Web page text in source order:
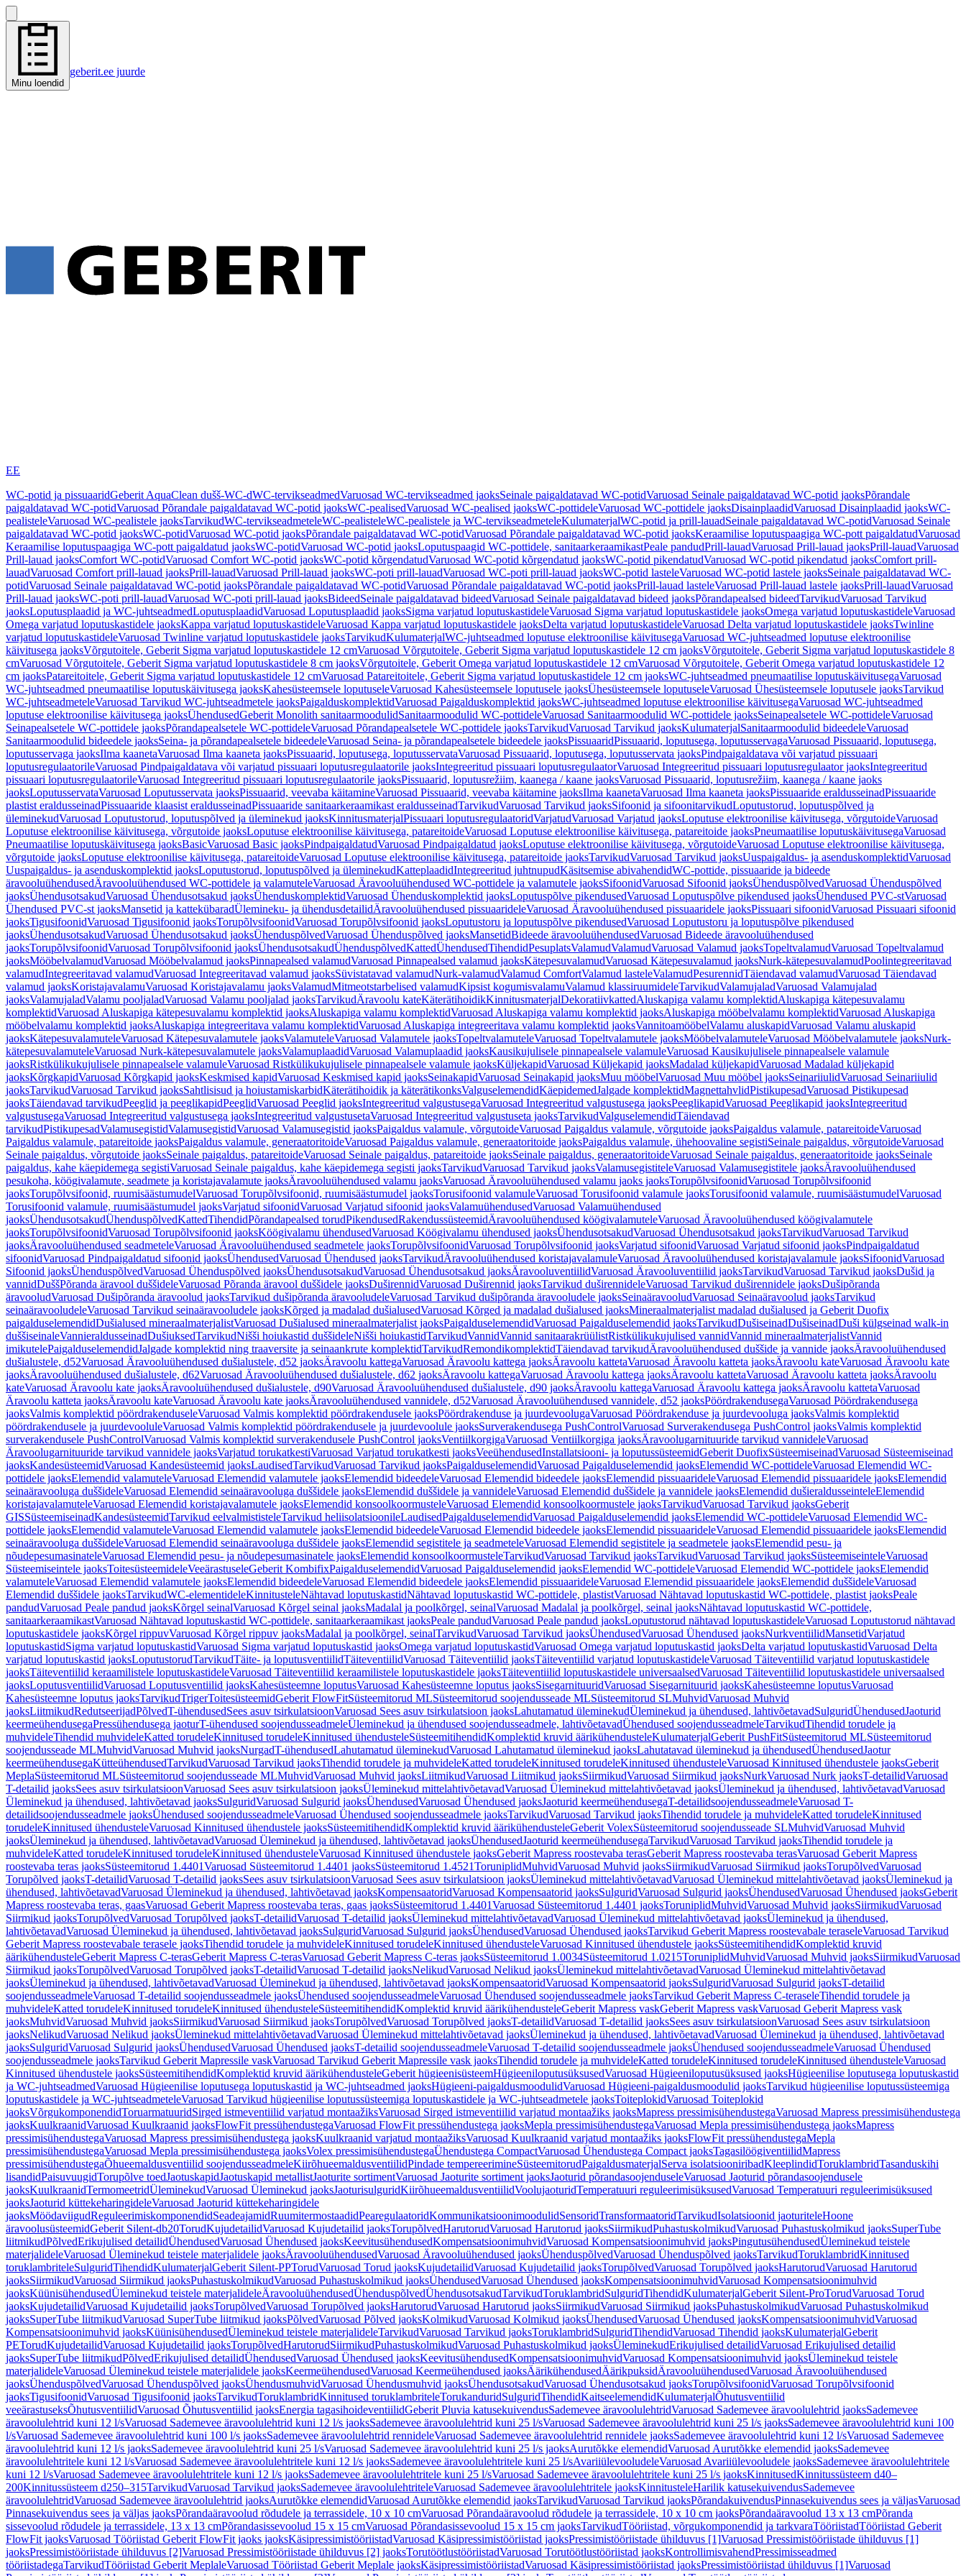
Minu loendid
geberit.ee juurde
EE
WC-potid ja pissuaaridGeberit AquaClean dušš-WC-dWC-tervikseadmedVaruosad WC-tervikseadmed jaoksSeinale paigaldatavad WC-potidVaruosad Seinale paigaldatavad WC-potid jaoksPõrandale
paigaldatavad WC-potidVaruosad Põrandale paigaldatavad WC-potid jaoksWC-pealisedVaruosad WC-pealised jaoksWC-pottideleVaruosad WC-pottidele jaoksDisainplaadidVaruosad Disainplaadid jaoksWC-
pealisteleVaruosad WC-pealistele jaoksTarvikudWC-tervikseadmeteleWC-pealisteleWC-pealistele ja WC-tervikseadmeteleKulumaterjalWC-potid ja prill-lauadSeinale paigaldatavad WC-potidVaruosad Seinale
paigaldatavad WC-potid jaoksWC-potidVaruosad WC-potid jaoksPõrandale paigaldatavad WC-potidVaruosad Põrandale paigaldatavad WC-potid jaoksKeraamilise loputuspaagiga WC-pott paigaldatudVaruosad
Keraamilise loputuspaagiga WC-pott paigaldatud jaoksWC-potidVaruosad WC-potid jaoksLoputuspaagid WC-pottidele, sanitaarkeraamikastPeale pandudPrill-lauadVaruosad Prill-lauad jaoksPrill-lauadVaruosad
Prill-lauad jaoksComfort WC-potidVaruosad Comfort WC-potid jaoksWC-potid kõrgendatudVaruosad WC-potid kõrgendatud jaoksWC-potid pikendatudVaruosad WC-potid pikendatud jaoksComfort prill-
lauadVaruosad Comfort prill-lauad jaoksPrill-lauadVaruosad Prill-lauad jaoksWC-poti prill-lauadVaruosad WC-poti prill-lauad jaoksWC-potid lasteleVaruosad WC-potid lastele jaoksSeinale paigaldatavad WC-
potidVaruosad Seinale paigaldatavad WC-potid jaoksPõrandale paigaldatavad WC-potidVaruosad Põrandale paigaldatavad WC-potid jaoksPrill-lauad lasteleVaruosad Prill-lauad lastele jaoksPrill-lauadVaruosad
Prill-lauad jaoksWC-poti prill-lauadVaruosad WC-poti prill-lauad jaoksBideedSeinale paigaldatavad bideedVaruosad Seinale paigaldatavad bideed jaoksPõrandapealsed bideedTarvikudVaruosad Tarvikud
jaoksLoputusplaadid ja WC-juhtseadmedLoputusplaadidVaruosad Loputusplaadid jaoksSigma varjatud loputuskastideleVaruosad Sigma varjatud loputuskastidele jaoksOmega varjatud loputuskastideleVaruosad
Omega varjatud loputuskastidele jaoksKappa varjatud loputuskastideleVaruosad Kappa varjatud loputuskastidele jaoksDelta varjatud loputuskastideleVaruosad Delta varjatud loputuskastidele jaoksTwinline
varjatud loputuskastideleVaruosad Twinline varjatud loputuskastidele jaoksTarvikudKulumaterjalWC-juhtseadmed loputuse elektroonilise käivitusegaVaruosad WC-juhtseadmed loputuse elektroonilise
käivitusega jaoksVõrgutoitele, Geberit Sigma varjatud loputuskastidele 12 cmVaruosad Võrgutoitele, Geberit Sigma varjatud loputuskastidele 12 cm jaoksVõrgutoitele, Geberit Sigma varjatud loputuskastidele 8
cmVaruosad Võrgutoitele, Geberit Sigma varjatud loputuskastidele 8 cm jaoksVõrgutoitele, Geberit Omega varjatud loputuskastidele 12 cmVaruosad Võrgutoitele, Geberit Omega varjatud loputuskastidele 12
cm jaoksPatareitoitele, Geberit Sigma varjatud loputuskastidele 12 cmVaruosad Patareitoitele, Geberit Sigma varjatud loputuskastidele 12 cm jaoksWC-juhtseadmed pneumaatilise loputuskäivitusegaVaruosad
WC-juhtseadmed pneumaatilise loputuskäivitusega jaoksKahesüsteemsele loputuseleVaruosad Kahesüsteemsele loputusele jaoksÜhesüsteemsele loputuseleVaruosad Ühesüsteemsele loputusele jaoksTarvikud
WC-juhtseadmeteleVaruosad Tarvikud WC-juhtseadmetele jaoksPaigalduskomplektidVaruosad Paigalduskomplektid jaoksWC-juhtseadmed loputuse elektroonilise käivitusegaVaruosad WC-juhtseadmed
loputuse elektroonilise käivitusega jaoksÜhendusedGeberit Monolith sanitaarmoodulidSanitaarmoodulid WC-pottideleVaruosad Sanitaarmoodulid WC-pottidele jaoksSeinapealsetele WC-pottideleVaruosad
Seinapealsetele WC-pottidele jaoksPõrandapealsetele WC-pottideleVaruosad Põrandapealsetele WC-pottidele jaoksTarvikudVaruosad Tarvikud jaoksKulumaterjalSanitaarmoodulid bideedeleVaruosad
Sanitaarmoodulid bideedele jaoksSeina- ja põrandapealsetele bideedeleVaruosad Seina- ja põrandapealsetele bideedele jaoksPissuaaridPissuaarid, loputusega, loputusservagaVaruosad Pissuaarid, loputusega,
loputusservaga jaoksIlma kaanetaVaruosad Ilma kaaneta jaoksPissuaarid, loputusega, loputusservataVaruosad Pissuaarid, loputusega, loputusservata jaoksPindpaigaldatava või varjatud pissuaari
loputusregulaatorileVaruosad Pindpaigaldatava või varjatud pissuaari loputusregulaatorile jaoksIntegreeritud pissuaari loputusregulaatorVaruosad Integreeritud pissuaari loputusregulaator jaoksIntegreeritud
pissuaari loputusregulaatorileVaruosad Integreeritud pissuaari loputusregulaatorile jaoksPissuaarid, loputusrežiim, kaanega / kaane jaoksVaruosad Pissuaarid, loputusrežiim, kaanega / kaane jaoks
jaoksLoputusservataVaruosad Loputusservata jaoksPissuaarid, veevaba käitamineVaruosad Pissuaarid, veevaba käitamine jaoksIlma kaanetaVaruosad Ilma kaaneta jaoksPissuaaride eraldusseinadPissuaaride
plastist eraldusseinadPissuaaride klaasist eraldusseinadPissuaaride sanitaarkeraamikast eraldusseinadTarvikudVaruosad Tarvikud jaoksSifoonid ja sifoonitarvikudLoputustorud, loputuspõlved ja
üleminekudVaruosad Loputustorud, loputuspõlved ja üleminekud jaoksKinnitusmaterjalPissuaari loputusregulaatoridVarjatudVaruosad Varjatud jaoksLoputuse elektroonilise käivitusega, võrgutoideVaruosad
Loputuse elektroonilise käivitusega, võrgutoide jaoksLoputuse elektroonilise käivitusega, patareitoideVaruosad Loputuse elektroonilise käivitusega, patareitoide jaoksPneumaatilise loputuskäivitusegaVaruosad
Pneumaatilise loputuskäivitusega jaoksBasicVaruosad Basic jaoksPindpaigaldatudVaruosad Pindpaigaldatud jaoksLoputuse elektroonilise käivitusega, võrgutoideVaruosad Loputuse elektroonilise käivitusega,
võrgutoide jaoksLoputuse elektroonilise käivitusega, patareitoideVaruosad Loputuse elektroonilise käivitusega, patareitoide jaoksTarvikudVaruosad Tarvikud jaoksUuspaigaldus- ja asenduskomplektidVaruosad
Uuspaigaldus- ja asenduskomplektid jaoksLoputustorud, loputuspõlved ja üleminekudKatteplaadidIntegreeritud juhtnupudKäsitsemise abivahendidWC-pottide, pissuaaride ja bideede
äravooluühendusedÄravooluühendused WC-pottidele ja valamuteleVaruosad Äravooluühendused WC-pottidele ja valamutele jaoksSifoonidVaruosad Sifoonid jaoksÜhenduspõlvedVaruosad Ühenduspõlved
jaoksÜhendusotsakudVaruosad Ühendusotsakud jaoksÜhenduskomplektidVaruosad Ühenduskomplektid jaoksLoputuspõlve pikendusedVaruosad Loputuspõlve pikendused jaoksÜhendused PVC-stVaruosad
Ühendused PVC-st jaoksMansetid ja kattekübaradÜlemineku- ja ühendusdetailidÄravooluühendused pissuaarideleVaruosad Äravooluühendused pissuaaridele jaoksPissuaari sifoonidVaruosad Pissuaari sifoonid
jaoksTigusifoonidVaruosad Tigusifoonid jaoksTorupõlvsifoonidVaruosad Torupõlvsifoonid jaoksLoputustoru ja loputuspõlve pikendusedVaruosad Loputustoru ja loputuspõlve pikendused
jaoksÜhendusotsakudVaruosad Ühendusotsakud jaoksÜhenduspõlvedVaruosad Ühenduspõlved jaoksMansetidBideede äravooluühendusedVaruosad Bideede äravooluühendused
jaoksTorupõlvsifoonidVaruosad Torupõlvsifoonid jaoksÜhendusotsakudÜhenduspõlvedKattedÜhendusedTihendidPesuplatsValamudValamudVaruosad Valamud jaoksTopeltvalamudVaruosad Topeltvalamud
jaoksMööbelvalamudVaruosad Mööbelvalamud jaoksPinnapealsed valamudVaruosad Pinnapealsed valamud jaoksKätepesuvalamudVaruosad Kätepesuvalamud jaoksNurk-kätepesuvalamudPoolintegreeritavad
valamudIntegreeritavad valamudVaruosad Integreeritavad valamud jaoksSüvistatavad valamudNurk-valamudValamud ComfortValamud lasteleValamudPesurennidTäiendavad valamudVaruosad Täiendavad
valamud jaoksKoristajavalamuVaruosad Koristajavalamu jaoksValamudMitmeotstarbelised valamudKipsist kogumisvalamuValamud klassiruumideleTarvikudValamujaladVaruosad Valamujalad
jaoksValamujaladValamu pooljaladVaruosad Valamu pooljalad jaoksTarvikudÄravoolu kateKäterätihoidikKinnitusmaterjalDekoratiivkattedAluskapiga valamu komplektidAluskapiga kätepesuvalamu
komplektidVaruosad Aluskapiga kätepesuvalamu komplektid jaoksAluskapiga valamu komplektidVaruosad Aluskapiga valamu komplektid jaoksAluskapiga mööbelvalamu komplektidVaruosad Aluskapiga
mööbelvalamu komplektid jaoksAluskapiga integreeritava valamu komplektidVaruosad Aluskapiga integreeritava valamu komplektid jaoksVannitoamööbelValamu aluskapidVaruosad Valamu aluskapid
jaoksKätepesuvalamuteleVaruosad Kätepesuvalamutele jaoksValamuteleVaruosad Valamutele jaoksTopeltvalamuteleVaruosad Topeltvalamutele jaoksMööbelvalamuteleVaruosad Mööbelvalamutele jaoksNurk-
kätepesuvalamuteleVaruosad Nurk-kätepesuvalamutele jaoksValamuplaadidVaruosad Valamuplaadid jaoksKausikujulisele pinnapealsele valamuleVaruosad Kausikujulisele pinnapealsele valamule
jaoksRistkülikukujulisele pinnapealsele valamuleVaruosad Ristkülikukujulisele pinnapealsele valamule jaoksKüljekapidVaruosad Küljekapid jaoksMadalad küljekapidVaruosad Madalad küljekapid
jaoksKõrgkapidVaruosad Kõrgkapid jaoksKeskmised kapidVaruosad Keskmised kapid jaoksSeinakapidVaruosad Seinakapid jaoksMuu mööbelVaruosad Muu mööbel jaoksSeinariiulidVaruosad Seinariiulid
jaoksTarvikudVaruosad Tarvikud jaoksSahtlisisud ja hoiustamiskarbidKäterätihoidik ja käterätikonksValguselemendidKäepidemedJalgade komplektidMagnettahvlidPistikupesadVaruosad Pistikupesad
jaoksTäiendavad tarvikudPeeglid ja peeglikapidPeeglidVaruosad Peeglid jaoksIntegreeritud valgustusegaVaruosad Integreeritud valgustusega jaoksPeeglikapidVaruosad Peeglikapid jaoksIntegreeritud
valgustusegaVaruosad Integreeritud valgustusega jaoksIntegreeritud valgustusetaVaruosad Integreeritud valgustuseta jaoksTarvikudValguselemendidTäiendavad
tarvikudPistikupesadValamusegistidValamusegistidVaruosad Valamusegistid jaoksPaigaldus valamule, võrgutoideVaruosad Paigaldus valamule, võrgutoide jaoksPaigaldus valamule, patareitoideVaruosad
Paigaldus valamule, patareitoide jaoksPaigaldus valamule, generaatoritoideVaruosad Paigaldus valamule, generaatoritoide jaoksPaigaldus valamule, ühehoovaline segistiSeinale paigaldus, võrgutoideVaruosad
Seinale paigaldus, võrgutoide jaoksSeinale paigaldus, patareitoideVaruosad Seinale paigaldus, patareitoide jaoksSeinale paigaldus, generaatoritoideVaruosad Seinale paigaldus, generaatoritoide jaoksSeinale
paigaldus, kahe käepidemega segistiVaruosad Seinale paigaldus, kahe käepidemega segisti jaoksTarvikudVaruosad Tarvikud jaoksValamusegistiteleVaruosad Valamusegistitele jaoksÄravooluühendused
pesukoha, köögivalamute, seadmete ja koristajavalamute jaoksÄravooluühendused valamu jaoksVaruosad Äravooluühendused valamu jaoks jaoksTorupõlvsifoonidVaruosad Torupõlvsifoonid
jaoksTorupõlvsifoonid, ruumisäästumudelVaruosad Torupõlvsifoonid, ruumisäästumudel jaoksTorusifoonid valamuleVaruosad Torusifoonid valamule jaoksTorusifoonid valamule, ruumisäästumudelVaruosad
Torusifoonid valamule, ruumisäästumudel jaoksVarjatud sifoonidVaruosad Varjatud sifoonid jaoksValamuühendusedVaruosad Valamuühendused
jaoksÜhendusotsakudÜhenduspõlvedKattedTihendidPõrandapealsed torudPikendusedRakendussüsteemidÄravooluühendused köögivalamuteleVaruosad Äravooluühendused köögivalamutele
jaoksTorupõlvsifoonidVaruosad Torupõlvsifoonid jaoksKöögivalamu ühendusedVaruosad Köögivalamu ühendused jaoksÜhendusotsakudVaruosad Ühendusotsakud jaoksTarvikudVaruosad Tarvikud
jaoksÄravooluühendused seadmeteleVaruosad Äravooluühendused seadmetele jaoksTorupõlvsifoonidVaruosad Torupõlvsifoonid jaoksVarjatud sifoonidVaruosad Varjatud sifoonid jaoksPindpaigaldatud
sifoonidVaruosad Pindpaigaldatud sifoonid jaoksÜhendusedVaruosad Ühendused jaoksTarvikudÄravooluühendused koristajavalamuleVaruosad Äravooluühendused koristajavalamule jaoksSifoonidVaruosad
Sifoonid jaoksÜhenduspõlvedVaruosad Ühenduspõlved jaoksÜhendusotsakudVaruosad Ühendusotsakud jaoksÄravooluventiilidVaruosad Äravooluventiilid jaoksTarvikudVaruosad Tarvikud jaoksDušid ja
vannidDuššPõranda äravool duššideleVaruosad Põranda äravool duššidele jaoksDuširennidVaruosad Duširennid jaoksTarvikud duširennideleVaruosad Tarvikud duširennidele jaoksDušipõranda
äravooludVaruosad Dušipõranda äravoolud jaoksTarvikud dušipõranda äravooludeleVaruosad Tarvikud dušipõranda äravooludele jaoksSeinaäravooludVaruosad Seinaäravoolud jaoksTarvikud
seinaäravooludeleVaruosad Tarvikud seinaäravooludele jaoksKõrged ja madalad dušialusedVaruosad Kõrged ja madalad dušialused jaoksMineraalmaterjalist madalad dušialused ja Geberit Duofix
paigalduselemendidDušialused mineraalmaterjalistVaruosad Dušialused mineraalmaterjalist jaoksPaigalduselemendidVaruosad Paigalduselemendid jaoksTarvikudDušiseinadDušiseinadDuši külgseinad walk-in
duššiseinaleVannieraldusseinadDušiuksedTarvikudNišši hoiukastid duššideleNišši hoiukastidTarvikudVannidVannid sanitaarakrüülistRistkülikukujulised vannidVannid mineraalmaterjalistVannid
imikutelePaigalduselemendidJalgade komplektid ning traaversite ja seinaankrute komplektidTarvikudRemondikomplektidTäiendavad tarvikudÄravooluühendused duššide ja vannide jaoksÄravooluühendused
dušialustele, d52Varuosad Äravooluühendused dušialustele, d52 jaoksÄravoolu kattegaVaruosad Äravoolu kattega jaoksÄravoolu kattetaVaruosad Äravoolu katteta jaoksÄravoolu kateVaruosad Äravoolu kate
jaoksÄravooluühendused dušialustele, d62Varuosad Äravooluühendused dušialustele, d62 jaoksÄravoolu kattegaVaruosad Äravoolu kattega jaoksÄravoolu kattetaVaruosad Äravoolu katteta jaoksÄravoolu
kateVaruosad Äravoolu kate jaoksÄravooluühendused dušialustele, d90Varuosad Äravooluühendused dušialustele, d90 jaoksÄravoolu kattegaVaruosad Äravoolu kattega jaoksÄravoolu kattetaVaruosad
Äravoolu katteta jaoksÄravoolu kateVaruosad Äravoolu kate jaoksÄravooluühendused vannidele, d52Varuosad Äravooluühendused vannidele, d52 jaoksPöördrakendusegaVaruosad Pöördrakendusega
jaoksValmis komplektid pöördrakenduseleVaruosad Valmis komplektid pöördrakendusele jaoksPöördrakenduse ja juurdevoolugaVaruosad Pöördrakenduse ja juurdevooluga jaoksValmis komplektid
pöördrakendusele ja juurdevooluleVaruosad Valmis komplektid pöördrakendusele ja juurdevoolule jaoksSurverakendusega PushControlVaruosad Surverakendusega PushControl jaoksValmis komplektid
surverakendusele PushControlVaruosad Valmis komplektid surverakendusele PushControl jaoksVentiilkorgigaVaruosad Ventiilkorgiga jaoksÄravoolugarnituuride tarvikud vannideleVaruosad
Äravoolugarnituuride tarvikud vannidele jaoksVarjatud torukatkestiVaruosad Varjatud torukatkesti jaoksVeeühendusedInstallatsiooni- ja loputussüsteemidGeberit DuofixSüsteemiseinadVaruosad Süsteemiseinad
jaoksKandesüsteemidVaruosad Kandesüsteemid jaoksLaudisedTarvikudVaruosad Tarvikud jaoksPaigalduselemendidVaruosad Paigalduselemendid jaoksElemendid WC-pottideleVaruosad Elemendid WC-
pottidele jaoksElemendid valamuteleVaruosad Elemendid valamutele jaoksElemendid bideedeleVaruosad Elemendid bideedele jaoksElemendid pissuaarideleVaruosad Elemendid pissuaaridele jaoksElemendid
seinaäravooluga duššideleVaruosad Elemendid seinaäravooluga duššidele jaoksElemendid duššidele ja vannideleVaruosad Elemendid duššidele ja vannidele jaoksElemendid dušieraldusseinteleElemendid
koristajavalamuteleVaruosad Elemendid koristajavalamutele jaoksElemendid konsoolkoormusteleVaruosad Elemendid konsoolkoormustele jaoksTarvikudVaruosad Tarvikud jaoksGeberit
GISSüsteemiseinadKandesüsteemidTarvikud eelvalmististeleTarvikud heliisolatsioonileLaudisedPaigalduselemendidVaruosad Paigalduselemendid jaoksElemendid WC-pottideleVaruosad Elemendid WC-
pottidele jaoksElemendid valamuteleVaruosad Elemendid valamutele jaoksElemendid bideedeleVaruosad Elemendid bideedele jaoksElemendid pissuaarideleVaruosad Elemendid pissuaaridele jaoksElemendid
seinaäravooluga duššideleVaruosad Elemendid seinaäravooluga duššidele jaoksElemendid segistitele ja seadmeteleVaruosad Elemendid segistitele ja seadmetele jaoksElemendid pesu- ja
nõudepesumasinateleVaruosad Elemendid pesu- ja nõudepesumasinatele jaoksElemendid konsoolkoormusteleTarvikudVaruosad Tarvikud jaoksTarvikudVaruosad Tarvikud jaoksSüsteemiseinteleVaruosad
Süsteemiseintele jaoksToitesüsteemideleVeeärastuseleGeberit KombifixPaigalduselemendidVaruosad Paigalduselemendid jaoksElemendid WC-pottideleVaruosad Elemendid WC-pottidele jaoksElemendid
valamuteleVaruosad Elemendid valamutele jaoksElemendid bideedeleVaruosad Elemendid bideedele jaoksElemendid pissuaarideleVaruosad Elemendid pissuaaridele jaoksElemendid duššideleVaruosad
Elemendid duššidele jaoksTarvikudWC-elementideleKinnitusteleNähtavad loputuskastidNähtavad loputuskastid WC-pottidele, plastistVaruosad Nähtavad loputuskastid WC-pottidele, plastist jaoksPeale
pandudVaruosad Peale pandud jaoksKõrgel seinalVaruosad Kõrgel seinal jaoksMadalal ja poolkõrgel, seinalVaruosad Madalal ja poolkõrgel, seinal jaoksNähtavad loputuskastid WC-pottidele,
sanitaarkeraamikastVaruosad Nähtavad loputuskastid WC-pottidele, sanitaarkeraamikast jaoksPeale pandudVaruosad Peale pandud jaoksLoputustorud nähtavad loputuskastideleVaruosad Loputustorud nähtavad
loputuskastidele jaoksKõrgel rippuvVaruosad Kõrgel rippuv jaoksMadalal ja poolkõrgel, seinalTarvikudVaruosad Tarvikud jaoksÜhendusedVaruosad Ühendused jaoksNurkventiilidMansetidVarjatud
loputuskastidSigma varjatud loputuskastidVaruosad Sigma varjatud loputuskastid jaoksOmega varjatud loputuskastidVaruosad Omega varjatud loputuskastid jaoksDelta varjatud loputuskastidVaruosad Delta
varjatud loputuskastid jaoksLoputustorudTarvikudTäite- ja loputusventiilidTäiteventiilidVaruosad Täiteventiilid jaoksTäiteventiilid varjatud loputuskastideleVaruosad Täiteventiilid varjatud loputuskastidele
jaoksTäiteventiilid keraamilistele loputuskastideleVaruosad Täiteventiilid keraamilistele loputuskastidele jaoksTäiteventiilid loputuskastidele universaalsedVaruosad Täiteventiilid loputuskastidele universaalsed
jaoksLoputusventiilidVaruosad Loputusventiilid jaoksKahesüsteemne loputusVaruosad Kahesüsteemne loputus jaoksSisegarnituuridVaruosad Sisegarnituurid jaoksKahesüsteemne loputusVaruosad
Kahesüsteemne loputus jaoksTarvikudTrigerToitesüsteemidGeberit FlowFitSüsteemitorud MLSüsteemitorud soojendusseade MLSüsteemitorud SLMuhvidVaruosad Muhvid
jaoksLiitmikudRedutseerijadPõlvedT-ühendusedSees asuv tsirkulatsioonVaruosad Sees asuv tsirkulatsioon jaoksLahutamatud üleminekudÜleminekud ja ühendused, lahtivõetavadSulguridÜhendusedJaoturid
keermeühendusegaPressühendusega jaoturT-ühendused soojendusseadmeleÜleminekud ja ühendused soojendusseadmele, lahtivõetavadÜhendused soojendusseadmeleTarvikudTihendid torudele ja
muhvideleTihendid muhvideleKatted torudeleKinnitused torudeleKinnitused ühendusteleSüsteemitihendidKomplektid kruvid äärikühendusteleKulumaterjalGeberit PushFitSüsteemitorud MLSüsteemitorud
soojendusseade MLMuhvidVaruosad Muhvid jaoksNurgadT-ühendusedLahutamatud üleminekudVaruosad Lahutamatud üleminekud jaoksLahutatavad üleminekud ja ühendusedÜhendusedJaotur
keermeühendusegaKütteühendusedTarvikudVaruosad Tarvikud jaoksTihendid torudele ja muhvideleKatted torudeleKinnitused torudeleKinnitused ühendusteleVaruosad Kinnitused ühendustele jaoksGeberit
MeplaSüsteemitorud MLSüsteemitorud soojendusseade MLMuhvidVaruosad Muhvid jaoksLiitmikudVaruosad Liitmikud jaoksSiirmikudVaruosad Siirmikud jaoksNurkVaruosad Nurk jaoksT-detailidVaruosad
T-detailid jaoksSees asuv tsirkulatsioonVaruosad Sees asuv tsirkulatsioon jaoksÜleminekud mittelahtivõetavadVaruosad Üleminekud mittelahtivõetavad jaoksÜleminekud ja ühendused, lahtivõetavadVaruosad
Üleminekud ja ühendused, lahtivõetavad jaoksSulguridVaruosad Sulgurid jaoksÜhendusedVaruosad Ühendused jaoksJaoturid keermeühendusegaT-detailidsoojendusseadmeleVaruosad T-
detailidsoojendusseadmele jaoksÜhendused soojendusseadmeleVaruosad Ühendused soojendusseadmele jaoksTarvikudVaruosad Tarvikud jaoksTihendid torudele ja muhvideleKatted torudeleKinnitused
torudeleKinnitused ühendusteleVaruosad Kinnitused ühendustele jaoksSüsteemitihendidKomplektid kruvid äärikühendusteleGeberit VolexSüsteemitorud soojendusseade SLMuhvidVaruosad Muhvid
jaoksÜleminekud ja ühendused, lahtivõetavadVaruosad Üleminekud ja ühendused, lahtivõetavad jaoksÜhendusedJaoturid keermeühendusegaTarvikudVaruosad Tarvikud jaoksTihendid torudele ja
muhvideleKatted torudeleKinnitused torudeleKinnitused ühendusteleVaruosad Kinnitused ühendustele jaoksGeberit Mapress roostevaba terasGeberit Mapress roostevaba terasVaruosad Geberit Mapress
roostevaba teras jaoksSüsteemitorud 1.4401Varuosad Süsteemitorud 1.4401 jaoksSüsteemitorud 1.4521ToruniplidMuhvidVaruosad Muhvid jaoksSiirmikudVaruosad Siirmikud jaoksTorupõlvedVaruosad
Torupõlved jaoksT-detailidVaruosad T-detailid jaoksSees asuv tsirkulatsioonVaruosad Sees asuv tsirkulatsioon jaoksÜleminekud mittelahtivõetavadVaruosad Üleminekud mittelahtivõetavad jaoksÜleminekud ja
ühendused, lahtivõetavadVaruosad Üleminekud ja ühendused, lahtivõetavad jaoksKompensaatoridVaruosad Kompensaatorid jaoksSulguridVaruosad Sulgurid jaoksÜhendusedVaruosad Ühendused jaoksGeberit
Mapress roostevaba teras, gaasVaruosad Geberit Mapress roostevaba teras, gaas jaoksSüsteemitorud 1.4401Varuosad Süsteemitorud 1.4401 jaoksToruniplidMuhvidVaruosad Muhvid jaoksSiirmikudVaruosad
Siirmikud jaoksTorupõlvedVaruosad Torupõlved jaoksT-detailidVaruosad T-detailid jaoksÜleminekud mittelahtivõetavadVaruosad Üleminekud mittelahtivõetavad jaoksÜleminekud ja ühendused,
lahtivõetavadVaruosad Üleminekud ja ühendused, lahtivõetavad jaoksSulguridVaruosad Sulgurid jaoksÜhendusedVaruosad Ühendused jaoksTarvikud Geberit Mapress roostevabale teraseleVaruosad Tarvikud
Geberit Mapress roostevabale terasele jaoksTihendid torudele ja muhvideleKinnitused torudeleKinnitused ühendusteleVaruosad Kinnitused ühendustele jaoksSüsteemitihendidKomplektid kruvid
äärikühendusteleGeberit Mapress C-terasGeberit Mapress C-terasVaruosad Geberit Mapress C-teras jaoksSüsteemitorud 1.0034Süsteemitorud 1.0215ToruniplidMuhvidVaruosad Muhvid jaoksSiirmikudVaruosad
Siirmikud jaoksTorupõlvedVaruosad Torupõlved jaoksT-detailidVaruosad T-detailid jaoksNelikudVaruosad Nelikud jaoksÜleminekud mittelahtivõetavadVaruosad Üleminekud mittelahtivõetavad
jaoksÜleminekud ja ühendused, lahtivõetavadVaruosad Üleminekud ja ühendused, lahtivõetavad jaoksKompensaatoridVaruosad Kompensaatorid jaoksSulguridVaruosad Sulgurid jaoksT-detailid
soojendusseadmeleVaruosad T-detailid soojendusseadmele jaoksÜhendused soojendusseadmeleVaruosad Ühendused soojendusseadmele jaoksTarvikud Geberit Mapress C-teraseleTihendid torudele ja
muhvideleKatted torudeleKinnitused torudeleKinnitused ühendusteleSüsteemitihendidKomplektid kruvid äärikühendusteleGeberit Mapress vaskGeberit Mapress vaskVaruosad Geberit Mapress vask
jaoksMuhvidVaruosad Muhvid jaoksSiirmikudVaruosad Siirmikud jaoksTorupõlvedVaruosad Torupõlved jaoksT-detailidVaruosad T-detailid jaoksSees asuv tsirkulatsioonVaruosad Sees asuv tsirkulatsioon
jaoksNelikudVaruosad Nelikud jaoksÜleminekud mittelahtivõetavadVaruosad Üleminekud mittelahtivõetavad jaoksÜleminekud ja ühendused, lahtivõetavadVaruosad Üleminekud ja ühendused, lahtivõetavad
jaoksSulguridVaruosad Sulgurid jaoksÜhendusedVaruosad Ühendused jaoksT-detailid soojendusseadmeleVaruosad T-detailid soojendusseadmele jaoksÜhendused soojendusseadmeleVaruosad Ühendused
soojendusseadmele jaoksTarvikud Geberit Mapressile vaskVaruosad Tarvikud Geberit Mapressile vask jaoksTihendid torudele ja muhvideleKatted torudeleKinnitused torudeleKinnitused ühendusteleVaruosad
Kinnitused ühendustele jaoksSüsteemitihendidKomplektid kruvid äärikühendusteleGeberit hügieenisüsteemHügieeniloputusüksusedVaruosad Hügieeniloputusüksused jaoksHügieenilise loputusega loputuskastid
ja WC-juhtseadmedVaruosad Hügieenilise loputusega loputuskastid ja WC-juhtseadmed jaoksHügieeni-paigaldusmoodulidVaruosad Hügieeni-paigaldusmoodulid jaoksTarvikud hügieenilise loputussüsteemiga
loputuskastidele ja WC-juhtseadmeteleVaruosad Tarvikud hügieenilise loputussüsteemiga loputuskastidele ja WC-juhtseadmetele jaoksToiteplokidVaruosad Toiteplokid
jaoksVõrgukomponendidToruarmatuuridSirged istmeventiilid varjatud montaažiksVaruosad Sirged istmeventiilid varjatud montaažiks jaoksMapress pressimisühendustegaVaruosad Mapress pressimisühendustega
jaoksKuulkraanidVaruosad Kuulkraanid jaoksFlowFit pressühendustegaVaruosad FlowFit pressühendustega jaoksMepla pressimisühendustegaVaruosad Mepla pressimisühendustega jaoksMapress
pressimisühendustegaVaruosad Mapress pressimisühendustega jaoksKuulkraanid varjatud montaažiksVaruosad Kuulkraanid varjatud montaažiks jaoksFlowFit pressühendustegaMepla
pressimisühendustegaVaruosad Mepla pressimisühendustega jaoksVolex pressimisühendustegaÜhendustega CompactVaruosad Ühendustega Compact jaoksTagasilöögiventiilidMapress
pressimisühendustegaÕhueemaldusventiilid soojendusseadmeleKiirõhueemaldusventiilidPindade tempereerimineSüsteemitorudPaigaldusmaterjalServa isolatsiooniribadKleeplindidToruklambridTasanduskihi
lisandidPaisuvuugidTorupõlve toedJaotuskapidJaotuskapid metallistJaoturite sortimentVaruosad Jaoturite sortiment jaoksJaoturid põrandasoojenduseleVaruosad Jaoturid põrandasoojendusele
jaoksKuulkraanidTermomeetridÜleminekudVaruosad Üleminekud jaoksJaoturisulguridKiirõhueemaldusventiilidVoolujaoturidTemperatuuri reguleerimisüksusedVaruosad Temperatuuri reguleerimisüksused
jaoksJaoturid küttekeharingideleVaruosad Jaoturid küttekeharingidele
jaoksMöödaviigudReguleerimiskomponendidSeadeajamidRuumitermostaadidPearegulaatoridKommunikatsioonimoodulidSensoridTransformaatoridTarvikudIsolatsioonid jaoturiteleHoone
äravoolusüsteemidGeberit Silent-db20TorudKujudetailidVaruosad Kujudetailid jaoksTorupõlvedHarutorudVaruosad Harutorud jaoksSiirmikudPuhastuskolmikudVaruosad Puhastuskolmikud jaoksSuperTube
liitmikudPõlvedErikujulised detailidÜhendusedVaruosad Ühendused jaoksKeevitusühendusedKompensatsioonimuhvidVaruosad Kompensatsioonimuhvid jaoksPingutusühendusedÜleminekud teistele
materjalideleVaruosad Üleminekud teistele materjalidele jaoksÄravooluühendusedVaruosad Äravooluühendused jaoksÜhenduspõlvedVaruosad Ühenduspõlved jaoksTarvikudToruklambridKinnitused
toruklambriteleSulguridTihendidKulumaterjalGeberit Silent-PPTorudVaruosad Torud jaoksKujudetailidVaruosad Kujudetailid jaoksTorupõlvedVaruosad Torupõlved jaoksHarutorudVaruosad Harutorud
jaoksSiirmikudVaruosad Siirmikud jaoksPuhastuskolmikudVaruosad Puhastuskolmikud jaoksÜhendusedVaruosad Ühendused jaoksKompensatsioonimuhvidVaruosad Kompensatsioonimuhvid
jaoksKüünisühendusedÜleminekud teistele materjalideleÄravooluühendusedÜhenduspõlvedÜhendusotsakudTarvikudToruklambridSulguridTihendidKulumaterjalGeberit Silent-ProTorudVaruosad Torud
jaoksKujudetailidVaruosad Kujudetailid jaoksTorupõlvedVaruosad Torupõlved jaoksHarutorudVaruosad Harutorud jaoksSiirmikudVaruosad Siirmikud jaoksPuhastuskolmikudVaruosad Puhastuskolmikud
jaoksSuperTube liitmikudVaruosad SuperTube liitmikud jaoksPõlvedVaruosad Põlved jaoksKolmikudVaruosad Kolmikud jaoksÜhendusedVaruosad Ühendused jaoksKompensatsioonimuhvidVaruosad
Kompensatsioonimuhvid jaoksKüünisühendusedÜleminekud teistele materjalideleTarvikudVaruosad Tarvikud jaoksToruklambridSulguridTihendidVaruosad Tihendid jaoksKulumaterjalGeberit
PETorudKujudetailidVaruosad Kujudetailid jaoksTorupõlvedHarutorudSiirmikudPuhastuskolmikudVaruosad Puhastuskolmikud jaoksÜleminekudErikujulised detailidVaruosad Erikujulised detailid
jaoksSuperTube liitmikudPõlvedErikujulised detailidÜhendusedVaruosad Ühendused jaoksKeevitusühendusedKompensatsioonimuhvidVaruosad Kompensatsioonimuhvid jaoksÜleminekud teistele
materjalideleVaruosad Üleminekud teistele materjalidele jaoksKeermeühendusedVaruosad Keermeühendused jaoksÄärikühendusedÄärikpuksidÄravooluühendusedVaruosad Äravooluühendused
jaoksÜhenduspõlvedVaruosad Ühenduspõlved jaoksÜhendusmuhvidVaruosad Ühendusmuhvid jaoksÜhendusotsakudVaruosad Ühendusotsakud jaoksTorupõlvsifoonidVaruosad Torupõlvsifoonid
jaoksTigusifoonidVaruosad Tigusifoonid jaoksTarvikudToruklambridKinnitused toruklambriteleTorukanduridSulguridTihendidKaitseelemendidKulumaterjalÕhutusventiilid
veeärastuseksÕhutusventiilidVaruosad Õhutusventiilid jaoksEnergia tagasihoideventiilidGeberit Pluvia katusekuivendusSademevee äravoolulehtridVaruosad Sademevee äravoolulehtrid jaoksSademevee
äravoolulehtrid kuni 12 l/sVaruosad Sademevee äravoolulehtrid kuni 12 l/s jaoksSademevee äravoolulehtrid kuni 25 l/sVaruosad Sademevee äravoolulehtrid kuni 25 l/s jaoksSademevee äravoolulehtrid kuni 100
l/sVaruosad Sademevee äravoolulehtrid kuni 100 l/s jaoksSademevee äravoolulehtrid rennideleVaruosad Sademevee äravoolulehtrid rennidele jaoksSademevee äravoolulehtrid kuni 12 l/sVaruosad Sademevee
äravoolulehtrid kuni 12 l/s jaoksSademevee äravoolulehtrid kuni 25 l/sVaruosad Sademevee äravoolulehtrid kuni 25 l/s jaoksAurutõkke elemendidVaruosad Aurutõkke elemendid jaoksSademevee
äravoolulehtritele kuni 12 l/sVaruosad Sademevee äravoolulehtritele kuni 12 l/s jaoksSademevee äravoolulehtritele kuni 25 l/sAvariiülevooludeleVaruosad Avariiülevooludele jaoksSademevee äravoolulehtritele
kuni 12 l/sVaruosad Sademevee äravoolulehtritele kuni 12 l/s jaoksSademevee äravoolulehtritele kuni 25 l/sVaruosad Sademevee äravoolulehtritele kuni 25 l/s jaoksKinnitusedKinnitussüsteem d40–
200Kinnitussüsteem d250–315TarvikudVaruosad Tarvikud jaoksSademevee äravoolulehtriteleVaruosad Sademevee äravoolulehtritele jaoksKinnitusteleHarilik katusekuivendusSademevee
äravoolulehtridVaruosad Sademevee äravoolulehtrid jaoksAurutõkke elemendidVaruosad Aurutõkke elemendid jaoksTarvikudVaruosad Tarvikud jaoksPõrandakuivendusPinnasekuivendus sees ja väljasVaruosad
Pinnasekuivendus sees ja väljas jaoksPõrandaäravoolud rõdudele ja terrassidele, 10 x 10 cmVaruosad Põrandaäravoolud rõdudele ja terrassidele, 10 x 10 cm jaoksPõrandaäravoolud 13 x 13 cmPõranda
sissevoolud rõdudele ja terrassidele, 13 x 13 cmPõrandasissevoolud 15 x 15 cmVaruosad Põrandasissevoolud 15 x 15 cm jaoksTarvikudTööriistad, võrgukomponendid ja tarkvaraTööriistadTööriistad Geberit
FlowFit jaoksVaruosad Tööriistad Geberit FlowFit jaoks jaoksKäsipressimistööriistadVaruosad Käsipressimistööriistad jaoksPressimistööriistade ühilduvus [1]Varuosad Pressimistööriistade ühilduvus [1]
jaoksPressimistööriistade ühilduvus [2]Varuosad Pressimistööriistade ühilduvus [2] jaoksTorutöötlustööriistadVaruosad Torutöötlustööriistad jaoksKontrollimisvahendPressimisseadmed
tööriistadegaTarvikudTööriistad Geberit MeplaleVaruosad Tööriistad Geberit Meplale jaoksKäsipressimistööriistadVaruosad Käsipressimistööriistad jaoksPressimistööriistad ühilduvus [1]Varuosad